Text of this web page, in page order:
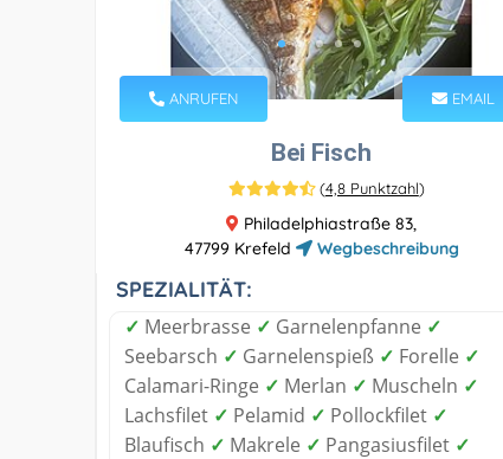
ANRUFEN EMAIL
Bei Fisch
(4,8 Punktzahl)
Philadelphiastraße 83,
47799 Krefeld
Wegbeschreibung
SPEZIALITÄT:
✓ Meerbrasse ✓ Garnelenpfanne ✓
Seebarsch ✓ Garnelenspieß ✓ Forelle ✓
Calamari-Ringe ✓ Merlan ✓ Muscheln ✓
Lachsfilet ✓ Pelamid ✓ Pollockfilet ✓
Blaufisch ✓ Makrele ✓ Pangasiusfilet ✓